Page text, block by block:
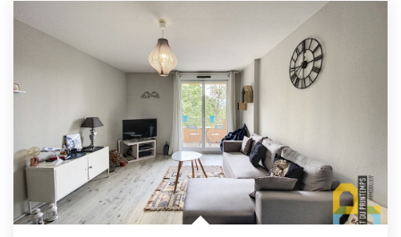
NOUS CONTACTER
EN